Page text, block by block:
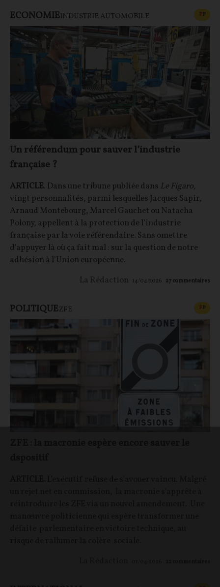
ECONOMIEINDUSTRIE AUTOMOBILE FP
Un référendum pour sauver l’industrie
française ?
ARTICLE. Dans une tribune publiée dans Le Figaro,
vingt personnalités, parmi lesquelles Jacques Sapir,
Arnaud Montebourg, Marcel Gauchet ou Natacha
Polony, appellent à la protection de l’industrie
française par la voie référendaire. Sans omettre
d'appuyer là où ça fait mal : sur la question de notre
adhésion à l’Union européenne.
La Rédaction 14/04/2026 27commentaires
POLITIQUEZFE FP